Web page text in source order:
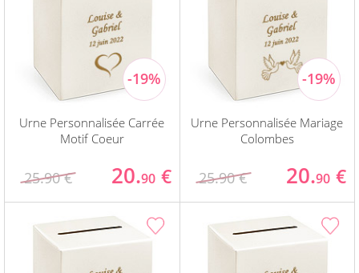
Urne Personnalisée Carrée
Motif Coeur
25.90 € 20.90 €
Urne Personnalisée Mariage
Colombes
25.90 € 20.90 €